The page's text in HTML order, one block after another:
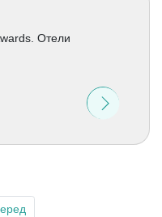
Отели